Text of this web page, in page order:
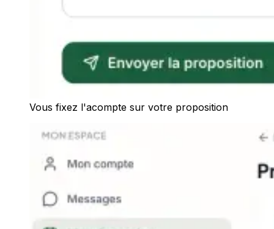
Vous fixez l'acompte sur votre proposition